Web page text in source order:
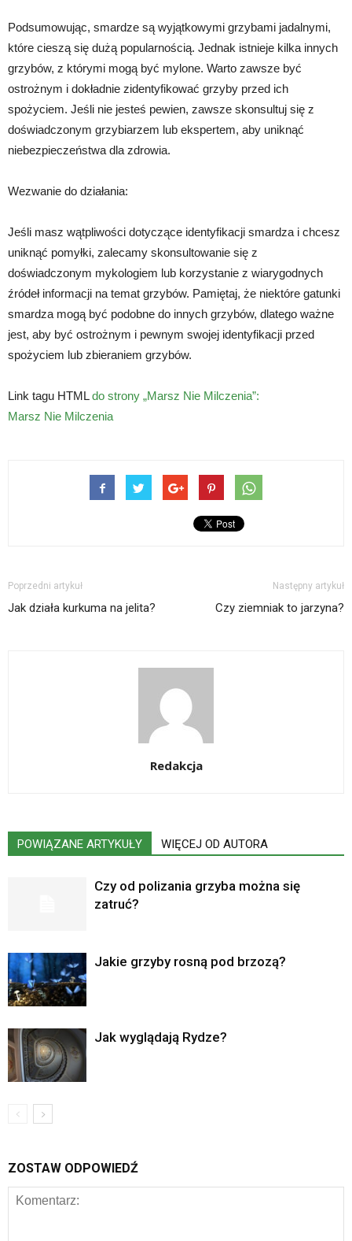
Podsumowując, smardze są wyjątkowymi grzybami jadalnymi,
które cieszą się dużą popularnością. Jednak istnieje kilka innych
grzybów, z którymi mogą być mylone. Warto zawsze być
ostrożnym i dokładnie zidentyfikować grzyby przed ich
spożyciem. Jeśli nie jesteś pewien, zawsze skonsultuj się z
doświadczonym grzybiarzem lub ekspertem, aby uniknąć
niebezpieczeństwa dla zdrowia.
Wezwanie do działania:
Jeśli masz wątpliwości dotyczące identyfikacji smardza i chcesz
uniknąć pomyłki, zalecamy skonsultowanie się z
doświadczonym mykologiem lub korzystanie z wiarygodnych
źródeł informacji na temat grzybów. Pamiętaj, że niektóre gatunki
smardza mogą być podobne do innych grzybów, dlatego ważne
jest, aby być ostrożnym i pewnym swojej identyfikacji przed
spożyciem lub zbieraniem grzybów.
Link tagu HTMLdo strony „Marsz Nie Milczenia”:
Marsz Nie Milczenia
Poprzedni artykuł
Jak działa kurkuma na jelita?
Następny artykuł
Czy ziemniak to jarzyna?
Redakcja
POWIĄZANE ARTYKUŁY WIĘCEJ OD AUTORA
Czy od polizania grzyba można się
zatruć?
Jakie grzyby rosną pod brzozą?
Jak wyglądają Rydze?
ZOSTAW ODPOWIEDŹ